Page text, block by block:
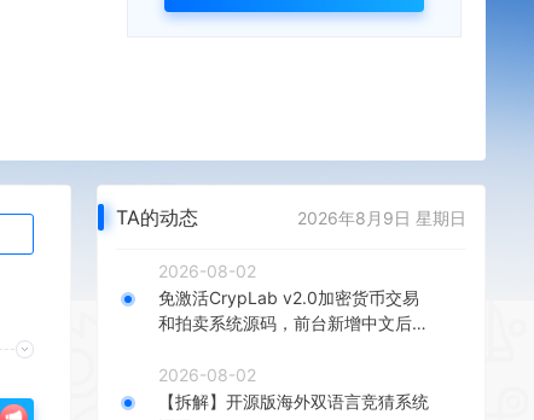
TA的动态 2026年8月9日 星期日
2026-08-02
免激活CrypLab v2.0加密货币交易
和拍卖系统源码，前台新增中文后台
2026-08-02
【拆解】开源版海外双语言竞猜系统